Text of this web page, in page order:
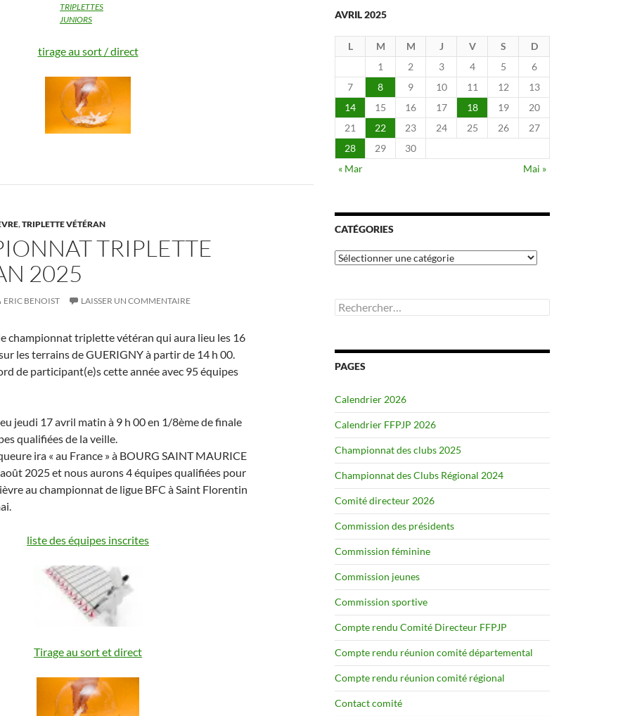
TRIPLETTES
JUNIORS
tirage au sort / direct
,TRIPLETTE VÉTÉRAN
TRIPLETTE
2025
ERIC BENOIST LAISSER UN COMMENTAIRE
championnat triplette vétéran qui aura lieu les 16
les terrains de GUERIGNY à partir de 14 h 00.
de participant(e)s cette année avec 95 équipes
jeudi 17 avril matin à 9 h 00 en 1/8ème de finale
qualifiées de la veille.
ira « au France » à BOURG SAINT MAURICE
2025 et nous aurons 4 équipes qualifiées pour
au championnat de ligue BFC à Saint Florentin
liste des équipes inscrites
Tirage au sort et direct
AVRIL 2025
L M M J V S
D
1
2 3 4 5
6
7
8 9 10 11 12
13
14
15 16 17 18 19
20
21
22 23 24 25 26
27
28
29
30
« Mar
Mai »
CATÉGORIES
Catégories
Rechercher :
PAGES
Calendrier 2026
Calendrier FFPJP 2026
Championnat des clubs 2025
Championnat des Clubs Régional 2024
Comité directeur 2026
Commission des présidents
Commission féminine
Commission jeunes
Commission sportive
Compte rendu Comité Directeur FFPJP
Compte rendu réunion comité départemental
Compte rendu réunion comité régional
Contact comité